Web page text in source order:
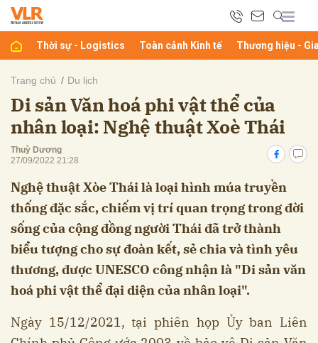
Thời sự - Logistics Toàn cảnh Kinh tế Thương hiệu -
Trang chủ Du lịch
Di sản Văn hoá phi vật thể của
nhân loại: Nghệ thuật Xoè Thái
Thuỳ Dương
27/09/2022 21:28
Nghệ thuật Xòe Thái là loại hình múa truyền
thống đặc sắc, chiếm vị trí quan trọng trong đời
sống của cộng đồng người Thái đã trở thành
biểu tượng cho sự đoàn kết, sẻ chia và tình yêu
thương, được UNESCO công nhận là "Di sản văn
hoá phi vật thể đại diện của nhân loại".
Ngày 15/12/2021, tại phiên họp Ủy ban Liên
luận
Hủy